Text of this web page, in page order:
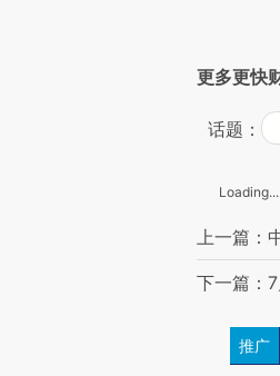
更多更快
话题：
Loading...
上一篇：
下一篇：
推广